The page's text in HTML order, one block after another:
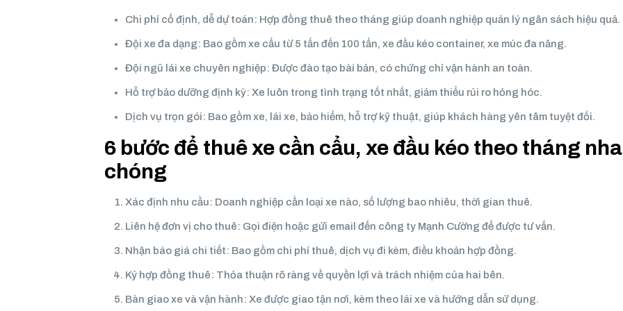
Chi phí cố định, dễ dự toán: Hợp đồng thuê theo tháng giúp doanh nghiệp quản lý ngân sách hiệu quả.
Đội xe đa dạng: Bao gồm xe cẩu từ 5 tấn đến 100 tấn, xe đầu kéo container, xe múc đa năng.
Đội ngũ lái xe chuyên nghiệp: Được đào tạo bài bản, có chứng chỉ vận hành an toàn.
Hỗ trợ bảo dưỡng định kỳ: Xe luôn trong tình trạng tốt nhất, giảm thiểu rủi ro hỏng hóc.
Dịch vụ trọn gói: Bao gồm xe, lái xe, bảo hiểm, hỗ trợ kỹ thuật, giúp khách hàng yên tâm tuyệt đối.
6 bước để thuê xe cần cẩu, xe đầu kéo theo tháng
chóng
Xác định nhu cầu: Doanh nghiệp cần loại xe nào, số lượng bao nhiêu, thời gian thuê.
Liên hệ đơn vị cho thuê: Gọi điện hoặc gửi email đến công ty Mạnh Cường để được tư vấn.
Nhận báo giá chi tiết: Bao gồm chi phí thuê, dịch vụ đi kèm, điều khoản hợp đồng.
Ký hợp đồng thuê: Thỏa thuận rõ ràng về quyền lợi và trách nhiệm của hai bên.
Bàn giao xe và vận hành: Xe được giao tận nơi, kèm theo lái xe và hướng dẫn sử dụng.